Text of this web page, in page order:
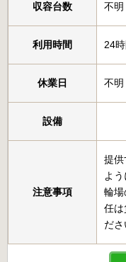
収容台数 不明
利用時間 24
休業日 不明
設備
注意事項
提供
よ
輪場
任は
ださ